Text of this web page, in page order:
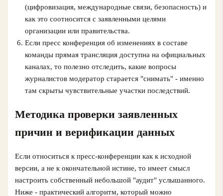
(цифровизация, международные связи, безопасность) и
как это соотносится с заявленными целями
организации или правительства.
Если пресс конференция об изменениях в составе
команды прямая трансляция доступна на официальных
каналах, то полезно отследить, какие вопросы
журналистов модератор старается "снимать" - именно
там скрыты чувствительные участки последствий.
Методика проверки заявленных
причин и верификации данных
Если относиться к пресс-конференции как к исходной
версии, а не к окончательной истине, то имеет смысл
настроить собственный небольшой "аудит" услышанного.
Ниже - практический алгоритм, который можно